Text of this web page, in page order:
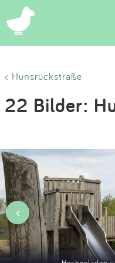
< Hunsrückstraße
22 Bilder:
‹